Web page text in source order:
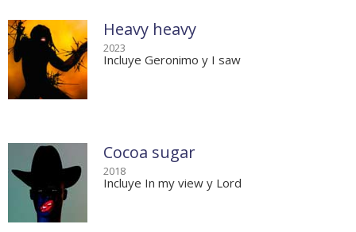
Heavy heavy
2023
Incluye Geronimo y I saw
Cocoa sugar
2018
Incluye In my view y Lord